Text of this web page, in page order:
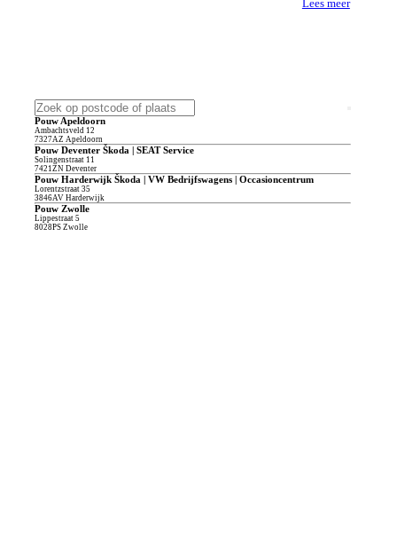
Lees meer
Pouw Apeldoorn
Ambachtsveld 12
7327AZ Apeldoorn
Pouw Deventer Škoda | SEAT Service
Solingenstraat 11
7421ZN Deventer
Pouw Harderwijk Škoda | VW Bedrijfswagens | Occasioncentrum
Lorentzstraat 35
3846AV Harderwijk
Pouw Zwolle
Lippestraat 5
8028PS Zwolle